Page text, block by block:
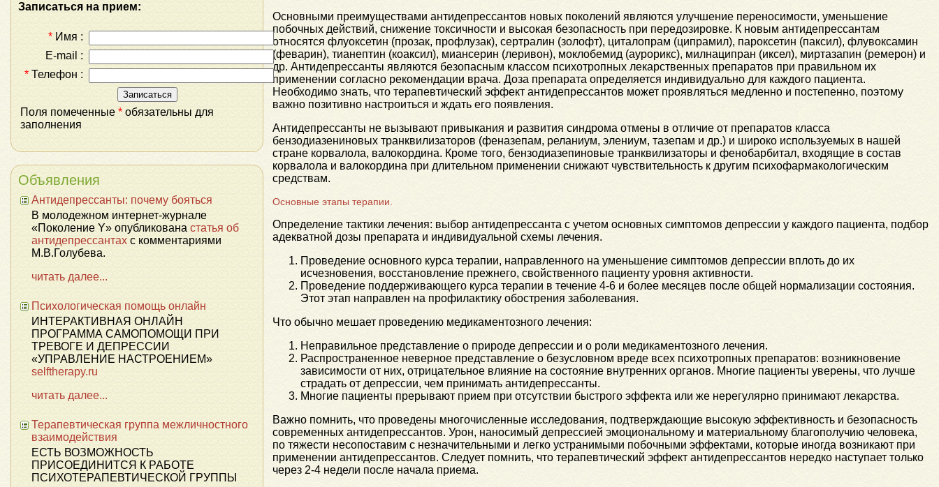
Основными преимуществами антидепрессантов новых поколений являются улучшение переносимости, уменьшение
побочных действий, снижение токсичности и высокая безопасность при передозировке. К новым антидепрессантам
относятся флуоксетин (прозак, профлузак), сертралин (золофт), циталопрам (ципрамил), пароксетин (паксил), флувоксамин
(феварин), тианептин (коаксил), миансерин (леривон), моклобемид (аурорикс), милнаципран (иксел), миртазапин (ремерон) и
др. Антидепрессанты являются безопасным классом психотропных лекарственных препаратов при правильном их
применении согласно рекомендации врача. Доза препарата определяется индивидуально для каждого пациента.
Необходимо знать, что терапевтический эффект антидепрессантов может проявляться медленно и постепенно, поэтому
важно позитивно настроиться и ждать его появления.
Антидепрессанты не вызывают привыкания и развития синдрома отмены в отличие от препаратов класса
бензодиазениновых транквилизаторов (феназепам, реланиум, элениум, тазепам и др.) и широко используемых в нашей
стране корвалола, валокордина. Кроме того, бензодиазепиновые транквилизаторы и фенобарбитал, входящие в состав
корвалола и валокордина при длительном применении снижают чувствительность к другим психофармакологическим
средствам.
Основные этапы терапии.
Определение тактики лечения: выбор антидепрессанта с учетом основных симптомов депрессии у каждого пациента, подбор
адекватной дозы препарата и индивидуальной схемы лечения.
Проведение основного курса терапии, направленного на уменьшение симптомов депрессии вплоть до их
исчезновения, восстановление прежнего, свойственного пациенту уровня активности.
Проведение поддерживающего курса терапии в течение 4-6 и более месяцев после общей нормализации состояния.
Этот этап направлен на профилактику обострения заболевания.
Что обычно мешает проведению медикаментозного лечения:
Неправильное представление о природе депрессии и о роли медикаментозного лечения.
Распространенное неверное представление о безусловном вреде всех психотропных препаратов: возникновение
зависимости от них, отрицательное влияние на состояние внутренних органов. Многие пациенты уверены, что лучше
страдать от депрессии, чем принимать антидепрессанты.
Многие пациенты прерывают прием при отсутствии быстрого эффекта или же нерегулярно принимают лекарства.
Важно помнить, что проведены многочисленные исследования, подтверждающие высокую эффективность и безопасность
современных антидепрессантов. Урон, наносимый депрессией эмоциональному и материальному благополучию человека,
по тяжести несопоставим с незначительными и легко устранимыми побочными эффектами, которые иногда возникают при
применении антидепрессантов. Следует помнить, что терапевтический эффект антидепрессантов нередко наступает только
через 2-4 недели после начала приема.
Записаться на прием:
* Имя :
E-mail :
* Телефон :
Поля помеченные * обязательны для
заполнения
Объявления
Антидепрессанты: почему бояться
В молодежном интернет-журнале
«Поколение Y» опубликована статья об
антидепрессантах с комментариями
М.В.Голубева.
читать далее...
Психологическая помощь онлайн
ИНТЕРАКТИВНАЯ ОНЛАЙН
ПРОГРАММА САМОПОМОЩИ ПРИ
ТРЕВОГЕ И ДЕПРЕССИИ
«УПРАВЛЕНИЕ НАСТРОЕНИЕМ»
selftherapy.ru
читать далее...
Терапевтическая группа межличностного
взаимодействия
ЕСТЬ ВОЗМОЖНОСТЬ
ПРИСОЕДИНИТСЯ К РАБОТЕ
ПСИХОТЕРАПЕВТИЧЕСКОЙ ГРУППЫ